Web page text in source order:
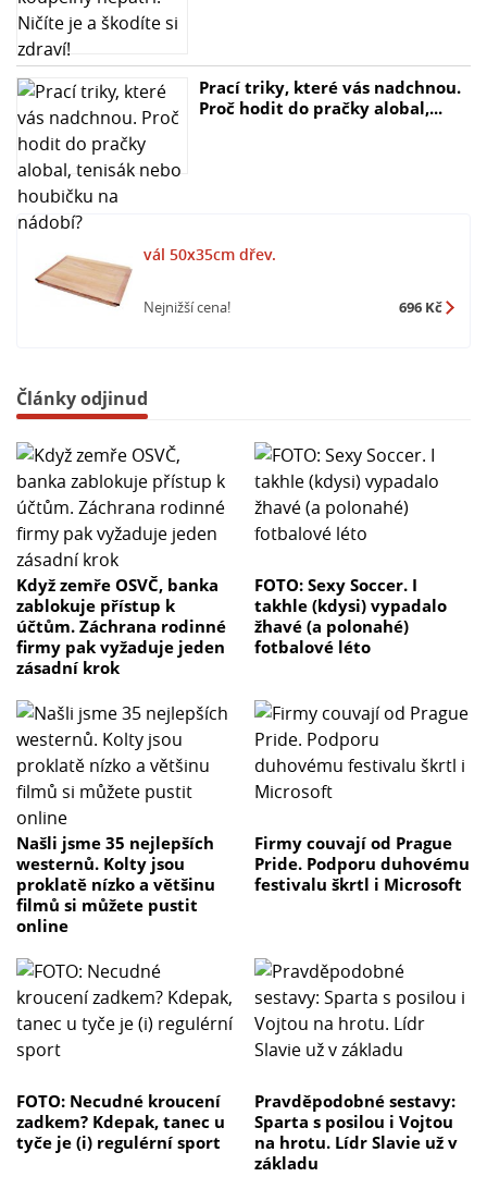
Prací triky, které vás nadchnou.
Proč hodit do pračky alobal,...
vál 50x35cm dřev.
Nejnižší cena! 696 Kč
Články odjinud
Když zemře OSVČ, banka
zablokuje přístup k
účtům. Záchrana rodinné
firmy pak vyžaduje jeden
zásadní krok
FOTO: Sexy Soccer. I
takhle (kdysi) vypadalo
žhavé (a polonahé)
fotbalové léto
Našli jsme 35 nejlepších
westernů. Kolty jsou
proklatě nízko a většinu
filmů si můžete pustit
online
Firmy couvají od Prague
Pride. Podporu duhovému
festivalu škrtl i Microsoft
FOTO: Necudné kroucení
zadkem? Kdepak, tanec u
tyče je (i) regulérní sport
Pravděpodobné sestavy:
Sparta s posilou i Vojtou
na hrotu. Lídr Slavie už v
základu